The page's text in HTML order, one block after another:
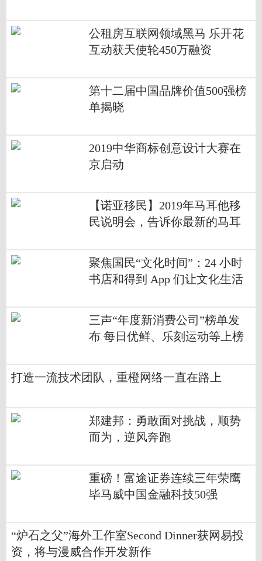
公租房互联网领域黑马 乐开花
互动获天使轮450万融资
第十二届中国品牌价值500强榜
单揭晓
2019中华商标创意设计大赛在
京启动
【诺亚移民】2019年马耳他移
民说明会，告诉你最新的马耳
聚焦国民“文化时间”：24 小时
书店和得到 App 们让文化生活
三声“年度新消费公司”榜单发
布 每日优鲜、乐刻运动等上榜
打造一流技术团队，重橙网络一直在路上
郑建邦：勇敢面对挑战，顺势
而为，逆风奔跑
重磅！富途证券连续三年荣鹰
毕马威中国金融科技50强
“炉石之父”海外工作室Second Dinner获网易投
资，将与漫威合作开发新作